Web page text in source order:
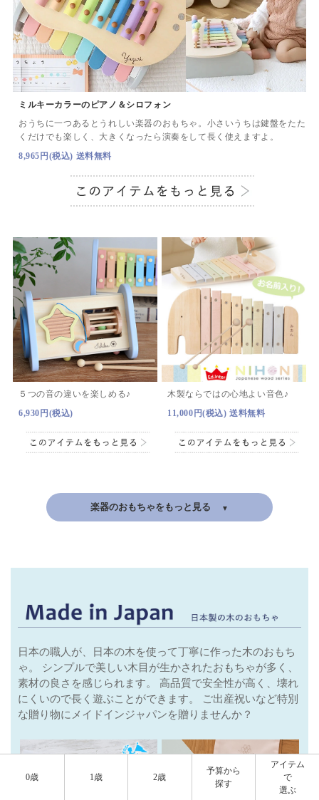
0歳 1歳 2歳
予算から
探す
アイテム
で
選ぶ
ミルキーカラーのピアノ＆シロフォン
おうちに一つあるとうれしい楽器のおもちゃ。 小さいうちは鍵盤をたた
くだけでも楽しく、大きくなったら演奏をして長く使えますよ。
8,965円(税込) 送料無料
５つの音の違いを楽しめる♪
6,930円(税込)
木製ならではの心地よい音色♪
11,000円(税込) 送料無料
楽器のおもちゃをもっと見る
日本の職人が、日本の木を使って丁寧に作った木のおもち
ゃ。
シンプルで美しい木目が生かされたおもちゃが多く、
素材の良さを感じられます。
高品質で安全性が高く、壊れ
にくいので長く遊ぶことができます。
ご出産祝いなど特別
な贈り物にメイドインジャパンを贈りませんか？